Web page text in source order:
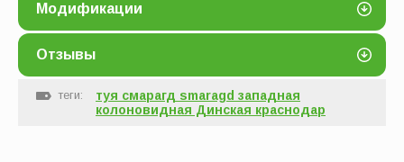
Модификации
Отзывы
теги:
туя смарагд smaragd западная
колоновидная Динская краснодар